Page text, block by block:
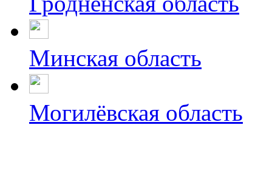
Минская область
Могилёвская область